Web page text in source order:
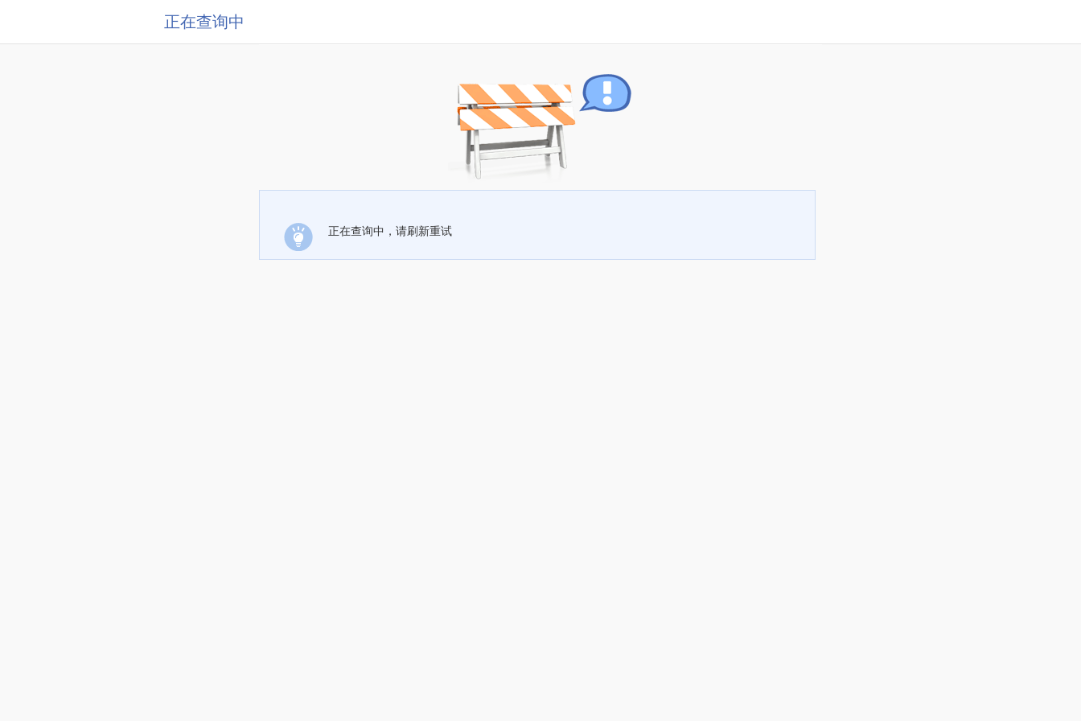
正在查询中
正在查询中，请刷新重试